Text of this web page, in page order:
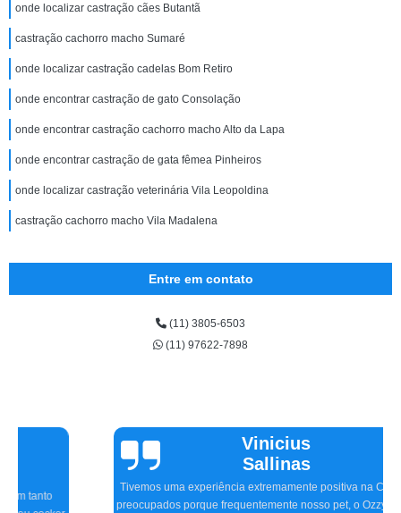
onde localizar castração cães Butantã
castração cachorro macho Sumaré
onde localizar castração cadelas Bom Retiro
onde encontrar castração de gato Consolação
onde encontrar castração cachorro macho Alto da Lapa
onde encontrar castração de gata fêmea Pinheiros
onde localizar castração veterinária Vila Leopoldina
castração cachorro macho Vila Madalena
Entre em contato
(11) 3805-6503
(11) 97622-7898
Vinicius
Sallinas
Tivemos uma experiência extremamente positiva na CEVAW. Estávamos
preocupados porque frequentemente nosso pet, o Ozzy, ficava com o olho